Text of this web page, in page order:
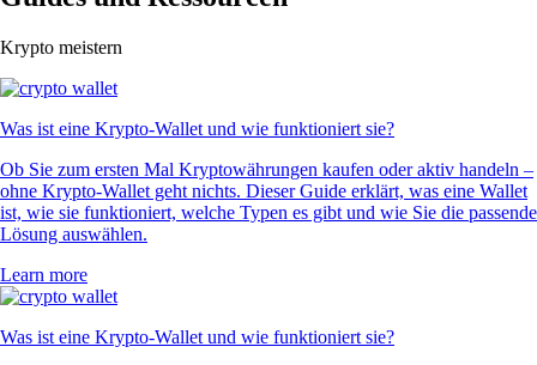
Krypto meistern
Was ist eine Krypto-Wallet und wie funktioniert sie?
Ob Sie zum ersten Mal Kryptowährungen kaufen oder aktiv handeln –
ohne Krypto-Wallet geht nichts. Dieser Guide erklärt, was eine Wallet
ist, wie sie funktioniert, welche Typen es gibt und wie Sie die passende
Lösung auswählen.
Learn more
Was ist eine Krypto-Wallet und wie funktioniert sie?